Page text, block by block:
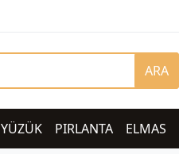
ARA
YÜZÜK PIRLANTA ELMAS